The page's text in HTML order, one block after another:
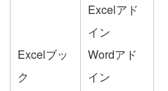
Excelブッ
ク
Excelアド
イン
Wordアド
イン